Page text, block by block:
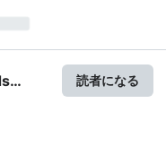
読者になる